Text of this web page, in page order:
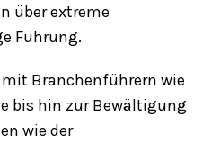
über extreme
Führung.
Branchenführern wie
bis hin zur Bewältigung
wie der